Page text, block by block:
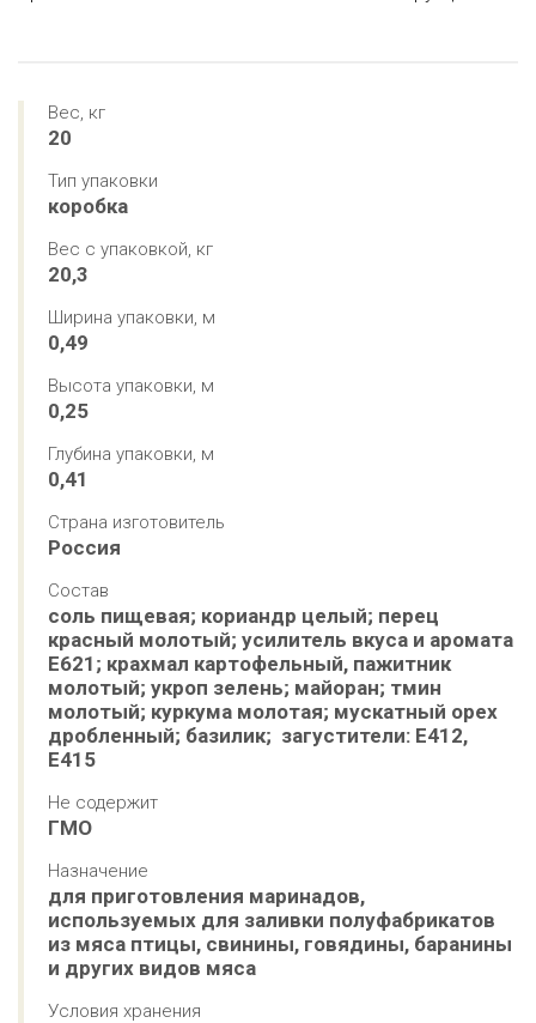
Вес, кг
20
Тип упаковки
коробка
Вес с упаковкой, кг
20,3
Ширина упаковки, м
0,49
Высота упаковки, м
0,25
Глубина упаковки, м
0,41
Страна изготовитель
Россия
Состав
соль пищевая; кориандр целый; перец
красный молотый; усилитель вкуса и аромата
Е621; крахмал картофельный, пажитник
молотый; укроп зелень; майоран; тмин
молотый; куркума молотая; мускатный орех
дробленный; базилик;  загустители: Е412,
Е415
Не содержит
ГМО
Назначение
для приготовления маринадов,
используемых для заливки полуфабрикатов
из мяса птицы, свинины, говядины, баранины
и других видов мяса
Условия хранения